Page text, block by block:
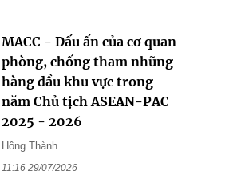
MACC - Dấu ấn của cơ quan
phòng, chống tham nhũng
hàng đầu khu vực trong
năm Chủ tịch ASEAN-PAC
2025 - 2026
Hồng Thành
11:16 29/07/2026